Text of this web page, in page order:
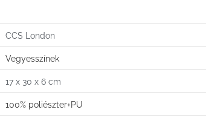
CCS London
Vegyesszínek
17 x 30 x 6 cm
100% poliészter+PU